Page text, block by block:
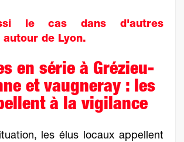
le cas dans d'autres
autour de Lyon.
en série à Grézieu-
et vaugneray : les
à la vigilance
les élus locaux appellent